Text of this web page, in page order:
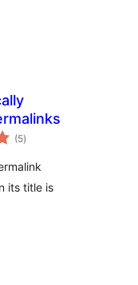
(5總
評)
its title is